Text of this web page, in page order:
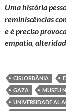
Uma história
reminiscências
e é preciso
empatia,
CISJORDÂNIA
GAZA
MUSEU
UNIVERSIDADE AL